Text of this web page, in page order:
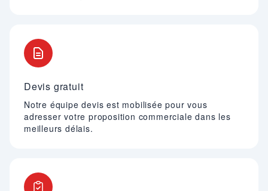
Devis gratuit
Notre équipe devis est mobilisée pour vous
adresser votre proposition commerciale dans les
meilleurs délais.